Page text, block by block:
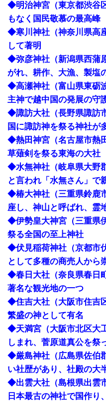
◆明治神宮（東京都渋谷
もなく国民敬慕の最高峰
◆寒川神社（神奈川県高
して著明
◆弥彦神社（新潟県西蒲
がれ、耕作、大漁、製塩
◆高瀬神社（富山県東砺
主神で越中国の発展の守
◆諏訪大社（長野県諏訪
国に諏訪神を祭る神社が
◆熱田神宮（名古屋市熱
草薙剣を祭る東海の大社
◆水無神社（岐阜県大野
と言われ「水無さん」で
◆椿大神社（三重県鈴鹿
座し、神山と呼ばれ、霊
◆伊勢皇大神宮（三重県
祭る全国の至上神社
◆伏見稲荷神社（京都市
として多種の商売人から
◆春日大社（奈良県春日
著名な観光地の一つ
◆住吉大社（大阪市住吉
繁盛の神として有名
◆天満宮（大阪市北区大
しまれ、菅原道真公を祭
◆厳島神社（広島県佐伯
い社歴があり、社殿の大
◆出雲大社（島根県出雲
日本最古の神社で国作り